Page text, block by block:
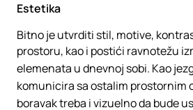
Estetika
Bitno je utvrditi stil, motive,
prostoru, kao i postići ravnotežu
elemenata u dnevnoj sobi. Kao
komunicira sa ostalim prostornim
boravak treba i vizuelno da bude